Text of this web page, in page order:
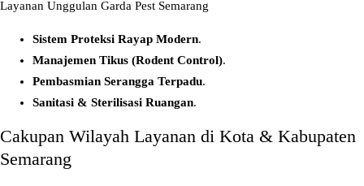
S
e
Layanan Unggulan Garda Pest Semarang
Sistem Proteksi Rayap Modern.
Manajemen Tikus (Rodent Control).
Pembasmian Serangga Terpadu.
Sanitasi & Sterilisasi Ruangan.
Cakupan Wilayah Layanan di Kota & Kabupaten
Semarang